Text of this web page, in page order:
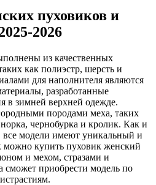
пуховиков и
2026
из качественных
как полиэстр, шерсть и
для наполнителя являются
разработанные
в зимней верхней одежде.
породами меха, таких
чернобурка и кролик. Как и
модели имеют уникальный и
купить пуховик женский
и мехом, стразами и
приобрести модель по